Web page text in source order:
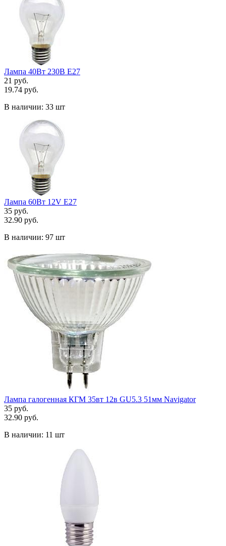
Лампа 40Вт 230В Е27
21 руб.
19.74 руб.
В наличии: 33 шт
Лампа 60Вт 12V Е27
35 руб.
32.90 руб.
В наличии: 97 шт
Лампа галогенная КГМ 35вт 12в GU5.3 51мм Navigator
35 руб.
32.90 руб.
В наличии: 11 шт